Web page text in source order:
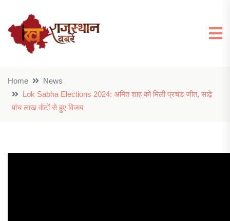
Home
News
Lok Sabha Elections 2024: अमित शाह को मिली प्रचंड जीत, साढ़े
पांच लाख वोटों से हुए विजय